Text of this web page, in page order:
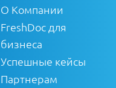
О Компании
FreshDoc для
бизнеса
Успешные кейсы
Партнерам